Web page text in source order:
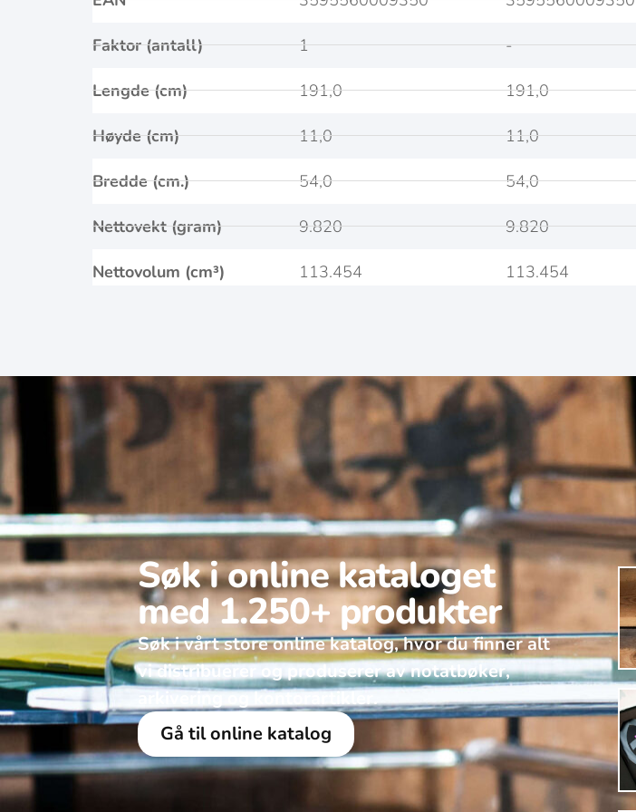
Faktor (antall)
Lengde (cm)
Høyde (cm)
Bredde (cm.)
Nettovekt (gram)
Nettovolum (cm³)
1
191,0
11,0
54,0
9.820
113.454
-
191,0
11,0
54,0
9.820
113.454
Søk i online kataloget
med 1.250+ produkter
Søk i vårt store online katalog, hvor du finner alt
vi distribuerer og produserer av notatbøker,
arkivering og kontorartikler.
Gå til online katalog